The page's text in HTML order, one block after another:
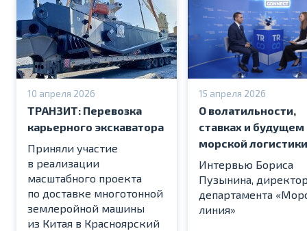
10 апреля 2026
ТРАНЗИТ: Перевозка
карьерного экскаватора
Приняли участие
в реализации
масштабного проекта
по доставке многотонной
землеройной машины
из Китая в Красноярский
15 апреля 2026
О волатильности,
ставках и будущем
морской логистики
Интервью Бориса
Пузынина,
департамента
линия»